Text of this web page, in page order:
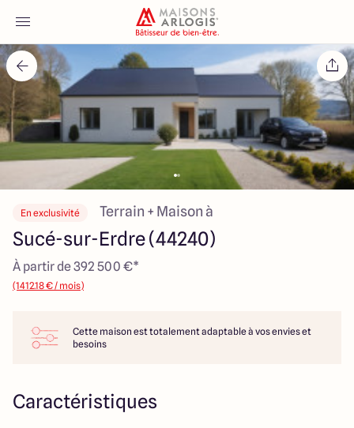
Accueil
Nos maisons
Nos annonces
Votre projet
Qui sommes-nous
Maisons ARLOGIS Nantes
En exclusivité Terrain + Maison à
Sucé-sur-Erdre (44240)
À partir de 392 500 €*
(1412.18 € / mois)
Cette maison est totalement adaptable à vos envies et
besoins
Caractéristiques